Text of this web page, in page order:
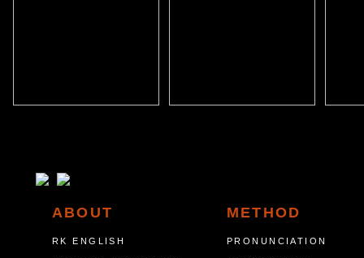
ABOUT
RK ENGLISH
METHOD
PRONUNCIATION